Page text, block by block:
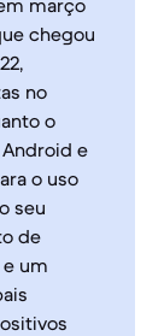
março
chegou
no
o
e
o uso
seu
de
um